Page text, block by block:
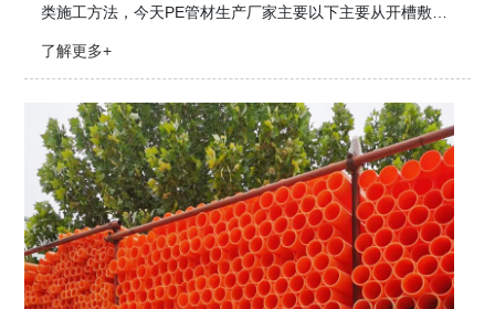
类施工方法，今天PE管材生产厂家主要以下主要从开槽敷设
了解更多+